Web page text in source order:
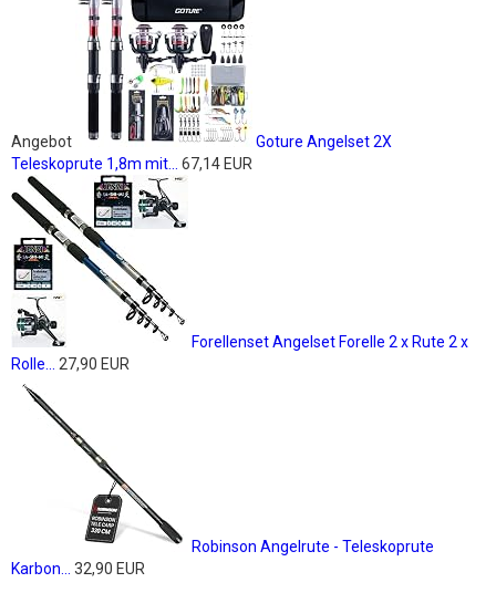
Angebot
Goture Angelset 2X
Teleskoprute 1,8m mit...
67,14 EUR
Forellenset Angelset Forelle 2 x Rute 2 x
Rolle...
27,90 EUR
Robinson Angelrute - Teleskoprute
Karbon...
32,90 EUR